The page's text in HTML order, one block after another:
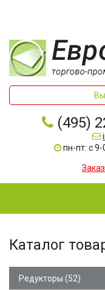
(495)
пн-пт: с
Каталог
Редукторы (52)